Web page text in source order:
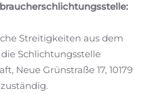
Streitigkeiten aus dem
Schlichtungsstelle
Neue Grünstraße 17, 10179
zuständig.